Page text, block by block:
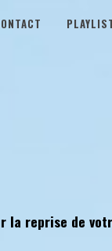
la reprise de